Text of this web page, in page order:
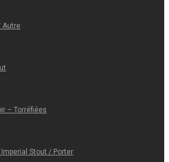
Autre
– Torréfiées
Stout / Porter